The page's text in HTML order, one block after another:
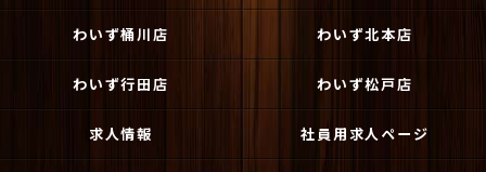
わいず桶川店 わいず北本店
わいず行田店 わいず松戸店
求人情報 社員用求人ページ